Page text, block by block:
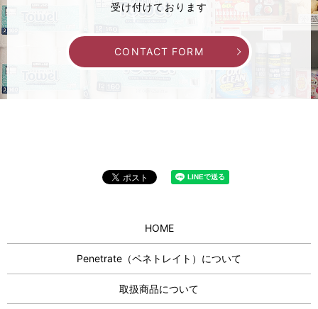
受け付けております
CONTACT FORM
HOME
Penetrate（ペネトレイト）について
取扱商品について